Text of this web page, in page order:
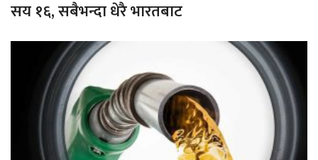
सय १६, सबैभन्दा धेरै भारतबाट